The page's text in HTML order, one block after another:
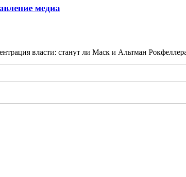
медиа
власти: станут ли Маск и Альтман